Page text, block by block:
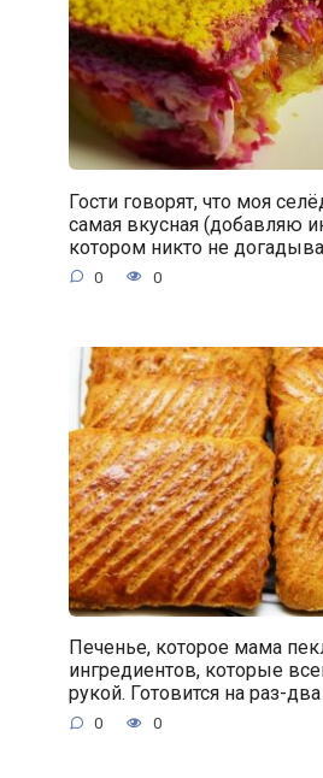
Гости говорят, что моя
самая вкусная (добавляю
котором никто не
0 0
Печенье, которое мама
ингредиентов, которые
рукой. Готовится на раз-два
0 0